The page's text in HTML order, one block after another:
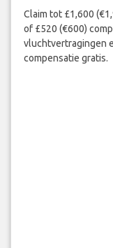
Claim tot £1,600
of £520 (€600)
vluchtvertragingen
compensatie gratis.